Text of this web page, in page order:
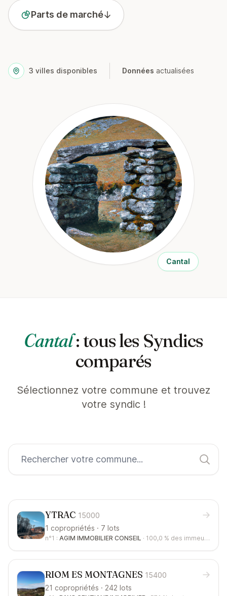
Parts de marché
3 villes disponibles Données actualisées
Cantal
Cantal: tous les Syndics
comparés
Sélectionnez votre commune et trouvez
votre syndic !
YTRAC 15000
1 copropriétés · 7 lots
n°1 : AGIM IMMOBILIER CONSEIL · 100,0 % des immeubles
RIOM ES MONTAGNES 15400
21 copropriétés · 242 lots